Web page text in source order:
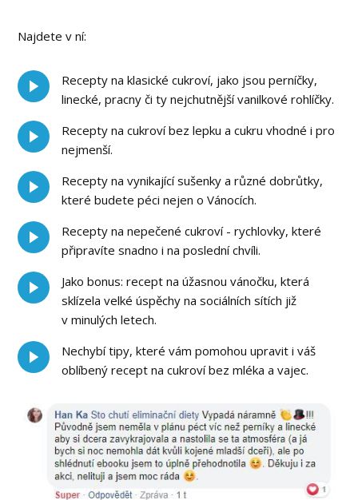
Najdete v ní:
Recepty na klasické cukroví, jako jsou perníčky,
linecké, pracny či ty nejchutnější vanilkové rohlíčky.
Recepty na cukroví bez lepku a cukru vhodné i pro
nejmenší.
Recepty na vynikající sušenky a různé dobrůtky,
které budete péci nejen o Vánocích.
Recepty na nepečené cukroví - rychlovky, které
připravíte snadno i na poslední chvíli.
Jako bonus: recept na úžasnou vánočku, která
sklízela velké úspěchy na sociálních sítích již
v minulých letech.
Nechybí tipy, které vám pomohou upravit i váš
oblíbený recept na cukroví bez mléka a vajec.